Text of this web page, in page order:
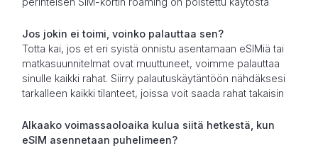
Jos jokin ei toimi, voinko palauttaa sen?
Totta kai, jos et eri syistä onnistu asentamaan eSIMiä tai
matkasuunnitelmat ovat muuttuneet, voimme palauttaa
sinulle kaikki rahat. Siirry palautuskäytäntöön nähdäksesi
tarkalleen kaikki tilanteet, joissa voit saada rahat takaisin
Alkaako voimassaoloaika kulua siitä hetkestä, kun
eSIM asennetaan puhelimeen?